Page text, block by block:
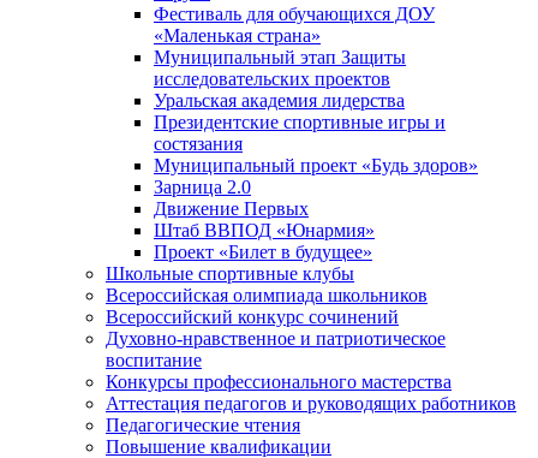
Фестиваль для обучающихся ДОУ
«Маленькая страна»
Муниципальный этап Защиты
исследовательских проектов
Уральская академия лидерства
Президентские спортивные игры и
состязания
Муниципальный проект «Будь здоров»
Зарница 2.0
Движение Первых
Штаб ВВПОД «Юнармия»
Проект «Билет в будущее»
Школьные спортивные клубы
Всероссийская олимпиада школьников
Всероссийский конкурс сочинений
Духовно-нравственное и патриотическое
воспитание
Конкурсы профессионального мастерства
Аттестация педагогов и руководящих работников
Педагогические чтения
Повышение квалификации